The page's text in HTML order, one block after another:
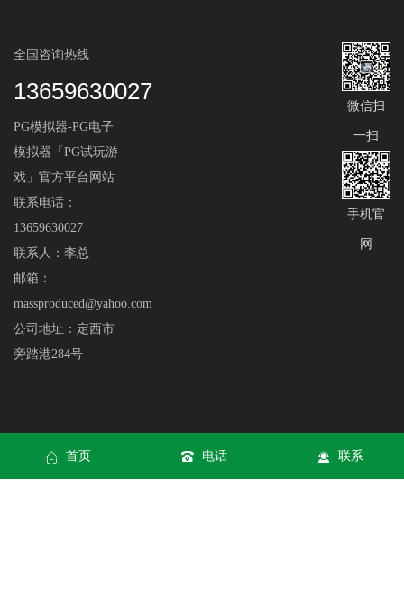
全国咨询热线
13659630027
PG模拟器-PG电子
模拟器「PG试玩游
戏」官方平台网站
联系电话：
13659630027
联系人：李总
邮箱：
massproduced@yahoo.com
公司地址：定西市
旁踏港284号
微信扫
一扫
手机官
网
首页 电话 联系